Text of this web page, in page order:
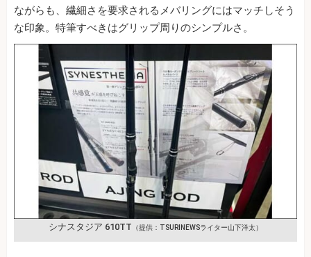
ながらも、繊細さを要求されるメバリングにはマッチしそう
な印象。特筆すべきはグリップ周りのシンプルさ。
シナスタジア 610TT （提供：TSURINEWSライター山下洋太）